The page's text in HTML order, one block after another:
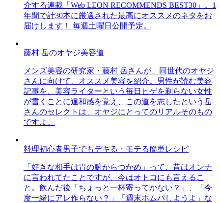
介する連載「Web LEON RECOMMENDS BEST30」。1
年間で計30本に厳選された最高にオススメのネタをお
届けします！ 毎週土曜日公開予定。
藤村 岳のオヤジ美容道
メンズ美容の研究家・藤村 岳さんが、同世代のオヤジ
さんに向けて、オススメ美容を紹介。男性が読む美容
記事を、美容ライターという毎日ヒゲを剃らない女性
が書くことに違和感を覚え、この道を志したという岳
さんのセレクトは、オヤジにとってのリアルそのもの
ですよ。
料理初心者男子でもデキる・モテる簡単レシピ
「好きな相手は胃の腑からつかめ」って、昔はオンナ
に言われてたことですが、今はオトコにも言えるこ
と。飲んだ後「ちょっと一杯寄ってかない？」、「今
度一緒にアレ作らない？」「週末ホムパしようよ」な